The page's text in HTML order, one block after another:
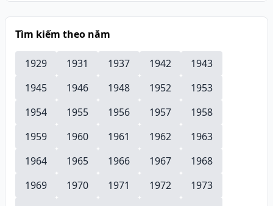
Tìm kiếm theo năm
1929 1931 1937 1942
1943
1945
1946 1948 1952
1953
1954
1955 1956 1957
1958
1959
1960 1961 1962
1963
1964
1965 1966 1967
1968
1969
1970 1971 1972
1973